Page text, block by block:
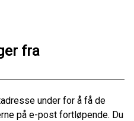
fra
under for å få de
på e-post fortløpende. Du